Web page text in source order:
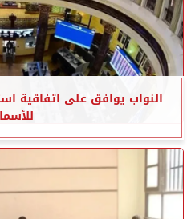
النواب يوافق على اتفاقية